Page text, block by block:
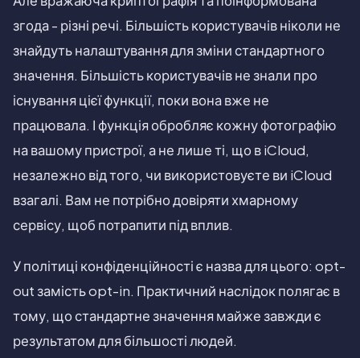
згода - різні речі. Більшість користувачів ніколи не
знайдуть налаштування для зміни стандартного
значення. Більшість користувачів не знали про
існування цієї функції, поки вона вже не
працювала. І функція обробляє кожну фотографію
на вашому пристрої, а не лише ті, що в iCloud,
незалежно від того, чи використовуєте ви iCloud
взагалі. Вам не потрібно довіряти хмарному
сервісу, щоб потрапити під вплив.
У політиці конфіденційності є назва для цього: opt-
out замість opt-in. Практичний наслідок полягає в
тому, що стандартне значення майже завжди є
результатом для більшості людей.